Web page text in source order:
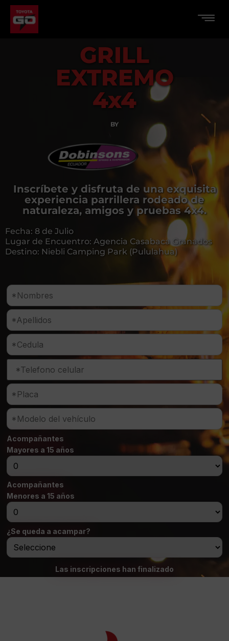
GRILL
EXTREMO
4x4
BY
Inscríbete y disfruta de una exquisita
experiencia parrillera rodeado de
naturaleza, amigos y pruebas 4x4.
Fecha: 8 de Julio
Lugar de Encuentro: Agencia Casabaca Granados
Destino: Niebli Camping Park (Pululahua)
Acompañantes
Mayores a 15 años
Acompañantes
Menores a 15 años
¿Se queda a acampar?
Las inscripciones han finalizado